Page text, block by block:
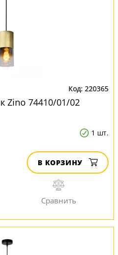
220365
Zino 74410/01/02
1 шт.
В КОРЗИНУ